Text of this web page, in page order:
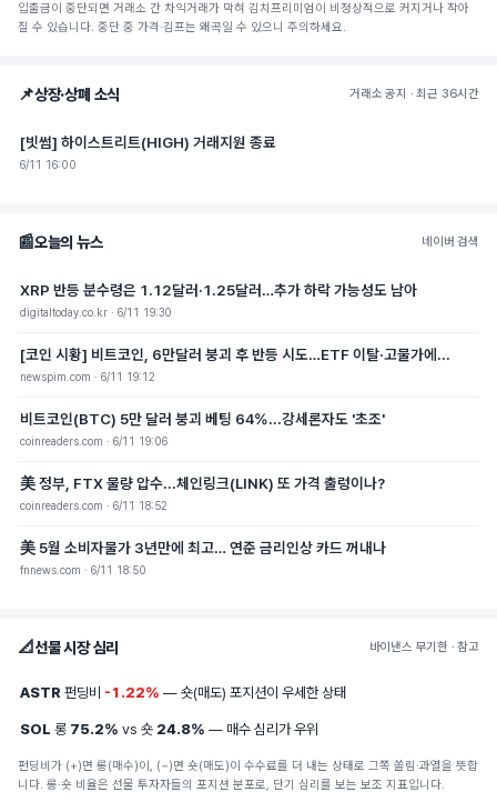
입출금이 중단되면 거래소 간 차익거래가 막혀 김치프리미엄이 비정상적으로 커지거나 작아
질 수 있습니다. 중단 중 가격·김프는 왜곡일 수 있으니 주의하세요.
📌상장·상폐 소식 거래소 공지 · 최근 36시간
[빗썸] 하이스트리트(HIGH) 거래지원 종료
6/11 16:00
📰오늘의 뉴스 네이버 검색
XRP 반등 분수령은 1.12달러·1.25달러…추가 하락 가능성도 남아
digitaltoday.co.kr · 6/11 19:30
[코인 시황] 비트코인, 6만달러 붕괴 후 반등 시도…ETF 이탈·고물가에...
newspim.com · 6/11 19:12
비트코인(BTC) 5만 달러 붕괴 베팅 64%...강세론자도 '초조'
coinreaders.com · 6/11 19:06
美 정부, FTX 물량 압수...체인링크(LINK) 또 가격 출렁이나?
coinreaders.com · 6/11 18:52
美 5월 소비자물가 3년만에 최고… 연준 금리인상 카드 꺼내나
fnnews.com · 6/11 18:50
📐선물 시장 심리 바이낸스 무기한 · 참고
ASTR 펀딩비 -1.22% — 숏(매도) 포지션이 우세한 상태
SOL 롱 75.2% vs 숏 24.8% — 매수 심리가 우위
펀딩비가 (+)면 롱(매수)이, (−)면 숏(매도)이 수수료를 더 내는 상태로 그쪽 쏠림·과열을 뜻합
니다. 롱·숏 비율은 선물 투자자들의 포지션 분포로, 단기 심리를 보는 보조 지표입니다.